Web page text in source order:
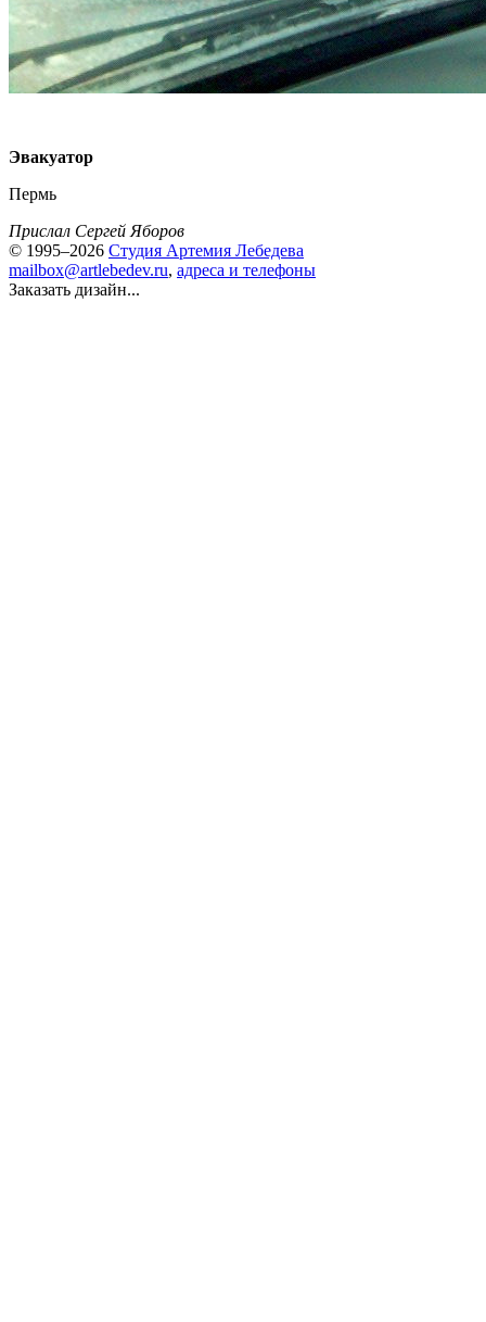
Эвакуатор
Пермь
Прислал Сергей Яборов
© 1995–2026 Студия Артемия Лебедева
mailbox@artlebedev.ru, адреса и телефоны
Заказать дизайн...